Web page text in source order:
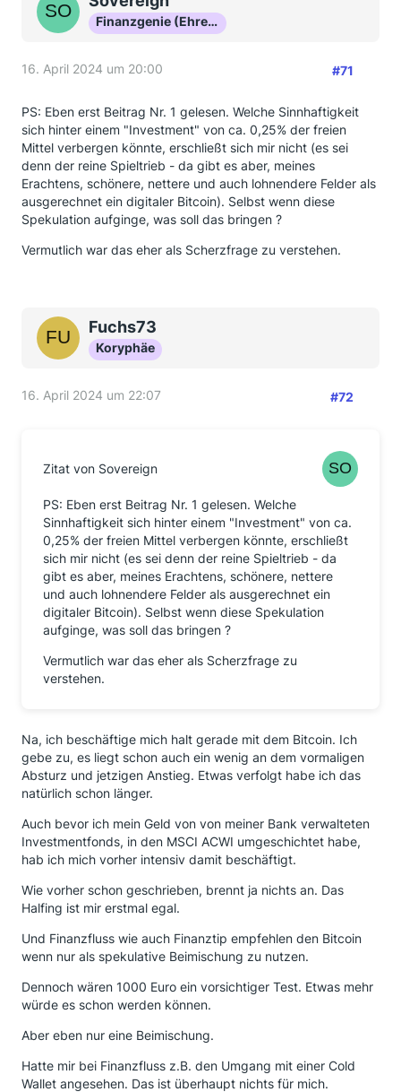
Finanzgenie (Ehrenmitglied)
16. April 2024 um 20:00 #71
PS: Eben erst Beitrag Nr. 1 gelesen. Welche Sinnhaftigkeit
sich hinter einem "Investment" von ca. 0,25% der freien
Mittel verbergen könnte, erschließt sich mir nicht (es sei
denn der reine Spieltrieb - da gibt es aber, meines
Erachtens, schönere, nettere und auch lohnendere Felder als
ausgerechnet ein digitaler Bitcoin). Selbst wenn diese
Spekulation aufginge, was soll das bringen ?
Vermutlich war das eher als Scherzfrage zu verstehen.
Fuchs73
Koryphäe
16. April 2024 um 22:07 #72
Zitat von Sovereign
PS: Eben erst Beitrag Nr. 1 gelesen. Welche
Sinnhaftigkeit sich hinter einem "Investment" von ca.
0,25% der freien Mittel verbergen könnte, erschließt
sich mir nicht (es sei denn der reine Spieltrieb - da
gibt es aber, meines Erachtens, schönere, nettere
und auch lohnendere Felder als ausgerechnet ein
digitaler Bitcoin). Selbst wenn diese Spekulation
aufginge, was soll das bringen ?
Vermutlich war das eher als Scherzfrage zu
verstehen.
Na, ich beschäftige mich halt gerade mit dem Bitcoin. Ich
gebe zu, es liegt schon auch ein wenig an dem vormaligen
Absturz und jetzigen Anstieg. Etwas verfolgt habe ich das
natürlich schon länger.
Auch bevor ich mein Geld von von meiner Bank verwalteten
Investmentfonds, in den MSCI ACWI umgeschichtet habe,
hab ich mich vorher intensiv damit beschäftigt.
Wie vorher schon geschrieben, brennt ja nichts an. Das
Halfing ist mir erstmal egal.
Und Finanzfluss wie auch Finanztip empfehlen den Bitcoin
wenn nur als spekulative Beimischung zu nutzen.
Dennoch wären 1000 Euro ein vorsichtiger Test. Etwas mehr
würde es schon werden können.
Aber eben nur eine Beimischung.
Hatte mir bei Finanzfluss z.B. den Umgang mit einer Cold
Wallet angesehen. Das ist überhaupt nichts für mich.